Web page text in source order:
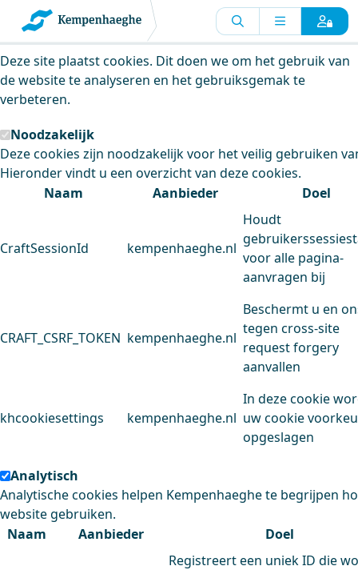
Kempenhaeghe maakt gebruik van
cookies
Deze site plaatst cookies. Dit doen we om het gebruik van
de website te analyseren en het gebruiksgemak te
verbeteren.
Noodzakelijk
Deze cookies zijn noodzakelijk voor het veilig gebruiken
Hieronder vindt u een overzicht van deze cookies.
Naam
Aanbieder Doel
CraftSessionId kempenhaeghe.nl
Houdt
voor alle pagina-
aanvragen bij
CRAFT_CSRF_TOKEN kempenhaeghe.nl
Beschermt u en
tegen cross-site
request forgery
aanvallen
khcookiesettings kempenhaeghe.nl
In deze cookie
uw cookie
opgeslagen
Analytisch
Analytische cookies helpen Kempenhaeghe te begrijpen
website gebruiken.
Naam
Aanbieder Doel
Registreert een uniek ID die